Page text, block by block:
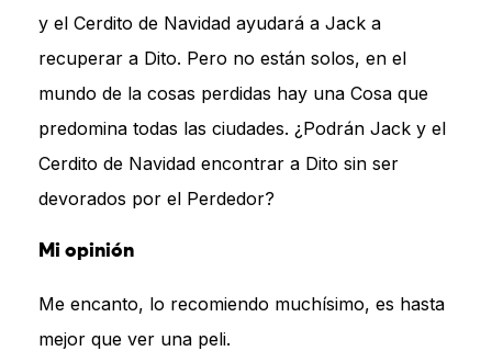
y el Cerdito de Navidad ayudará a Jack a
recuperar a Dito. Pero no están solos, en el
mundo de la cosas perdidas hay una Cosa que
predomina todas las ciudades. ¿Podrán Jack y el
Cerdito de Navidad encontrar a Dito sin ser
devorados por el Perdedor?
Mi opinión
Me encanto, lo recomiendo muchísimo, es hasta
mejor que ver una peli.